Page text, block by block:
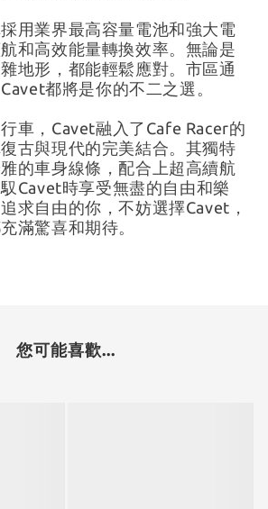
用業界最高容量電池和強大電
和高效能量轉換效率。無論是
雜地形，都能輕鬆應對。市區通
都將是你的不二之選。
車，Cavet融入了Cafe Racer的
古與現代的完美結合。其獨特
的車身線條，配合上超高續航
Cavet時享受無盡的自由和樂
求自由的你，不妨選擇Cavet，
滿驚喜和期待。
您可能喜歡...